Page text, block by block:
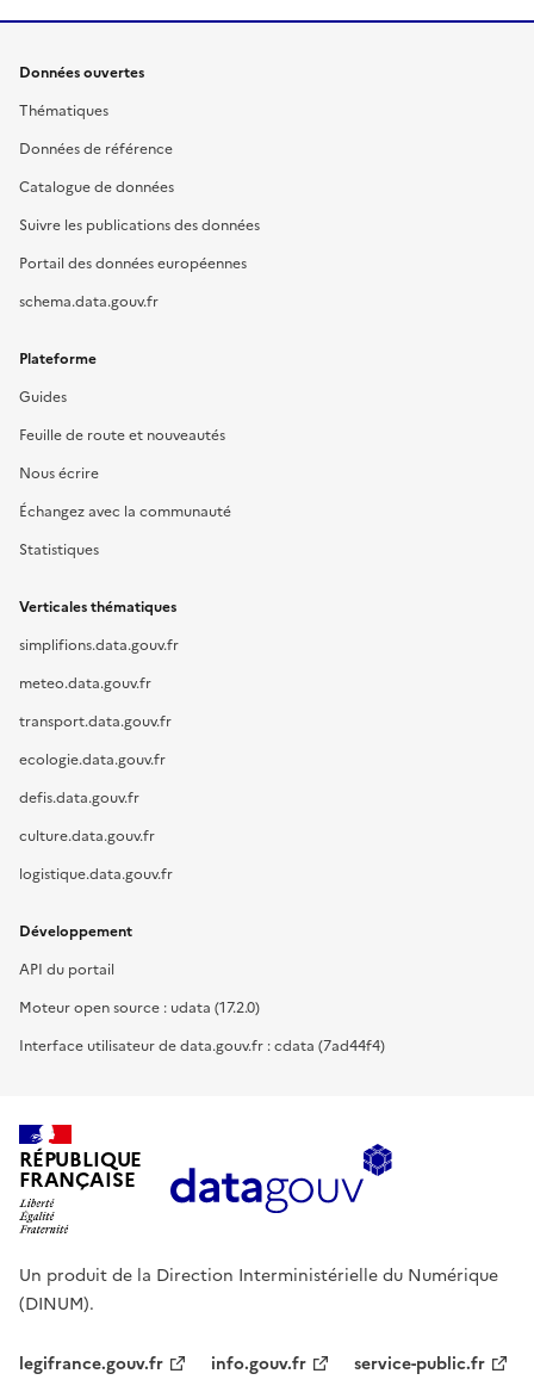
Données ouvertes
Thématiques
Données de référence
Catalogue de données
Suivre les publications des données
Portail des données européennes
schema.data.gouv.fr
Plateforme
Guides
Feuille de route et nouveautés
Nous écrire
Échangez avec la communauté
Statistiques
Verticales thématiques
simplifions.data.gouv.fr
meteo.data.gouv.fr
transport.data.gouv.fr
ecologie.data.gouv.fr
defis.data.gouv.fr
culture.data.gouv.fr
logistique.data.gouv.fr
Développement
API du portail
Moteur open source : udata (17.2.0)
Interface utilisateur de data.gouv.fr : cdata (7ad44f4)
RÉPUBLIQUE
FRANÇAISE
Un produit de la Direction Interministérielle du Numérique
(DINUM).
legifrance.gouv.fr info.gouv.fr service-public.fr